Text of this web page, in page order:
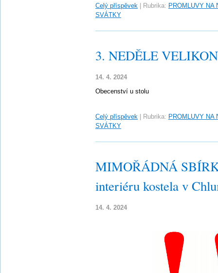
Celý příspěvek Rubrika: PROMLUVY NA
SVÁTKY
3. NEDĚLE
14. 4. 2024
Obecenství u stolu
Celý příspěvek Rubrika: PROMLUVY NA
SVÁTKY
MIMOŘÁDNÁ
interiéru kostela v
14. 4. 2024